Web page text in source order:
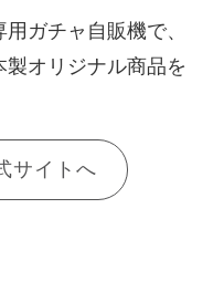
ガチャ自販機で、
オリジナル商品を
サイトへ